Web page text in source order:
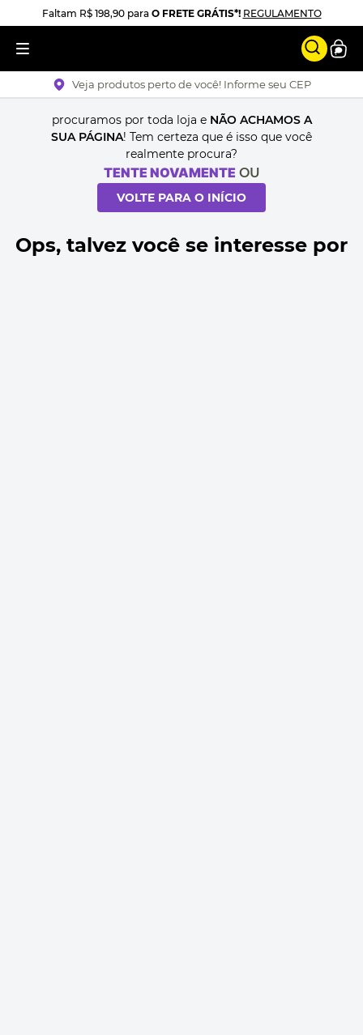
Faltam R$ 198,90paraO FRETE GRÁTIS*! REGULAMENTO
Veja produtos perto de você! Informe seu CEP
procuramos por toda loja e NÃO ACHAMOS A
SUA PÁGINA! Tem certeza que é isso que você
realmente procura?
TENTE NOVAMENTE OU
VOLTE PARA O INÍCIO
Ops, talvez você se interesse por